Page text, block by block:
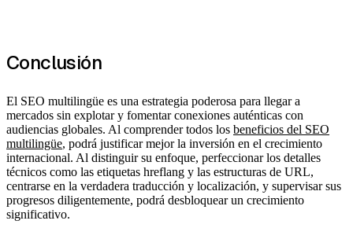
Conclusión
El SEO multilingüe es una estrategia poderosa para llegar a
mercados sin explotar y fomentar conexiones auténticas con
audiencias globales. Al comprender todos los beneficios del SEO
multilingüe, podrá justificar mejor la inversión en el crecimiento
internacional. Al distinguir su enfoque, perfeccionar los detalles
técnicos como las etiquetas hreflang y las estructuras de URL,
centrarse en la verdadera traducción y localización, y supervisar sus
progresos diligentemente, podrá desbloquear un crecimiento
significativo.